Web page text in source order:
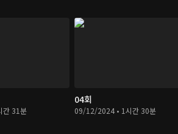
31분
04회
09/12/2024 • 1시간 30분